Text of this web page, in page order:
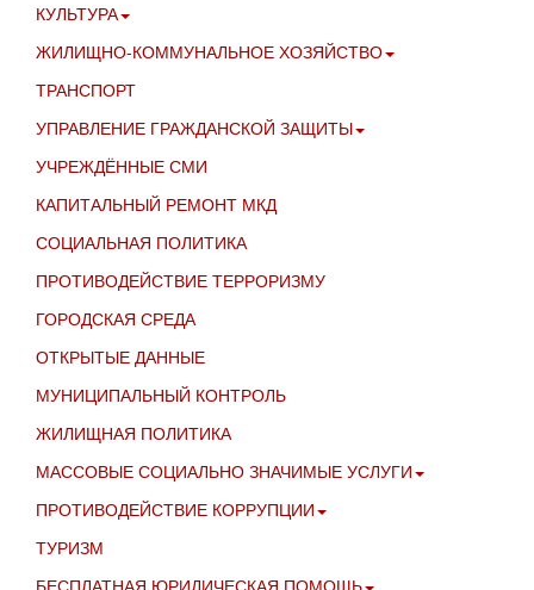
КУЛЬТУРА
ЖИЛИЩНО-КОММУНАЛЬНОЕ ХОЗЯЙСТВО
ТРАНСПОРТ
УПРАВЛЕНИЕ ГРАЖДАНСКОЙ ЗАЩИТЫ
УЧРЕЖДЁННЫЕ СМИ
КАПИТАЛЬНЫЙ РЕМОНТ МКД
СОЦИАЛЬНАЯ ПОЛИТИКА
ПРОТИВОДЕЙСТВИЕ ТЕРРОРИЗМУ
ГОРОДСКАЯ СРЕДА
ОТКРЫТЫЕ ДАННЫЕ
МУНИЦИПАЛЬНЫЙ КОНТРОЛЬ
ЖИЛИЩНАЯ ПОЛИТИКА
МАССОВЫЕ СОЦИАЛЬНО ЗНАЧИМЫЕ УСЛУГИ
ПРОТИВОДЕЙСТВИЕ КОРРУПЦИИ
ТУРИЗМ